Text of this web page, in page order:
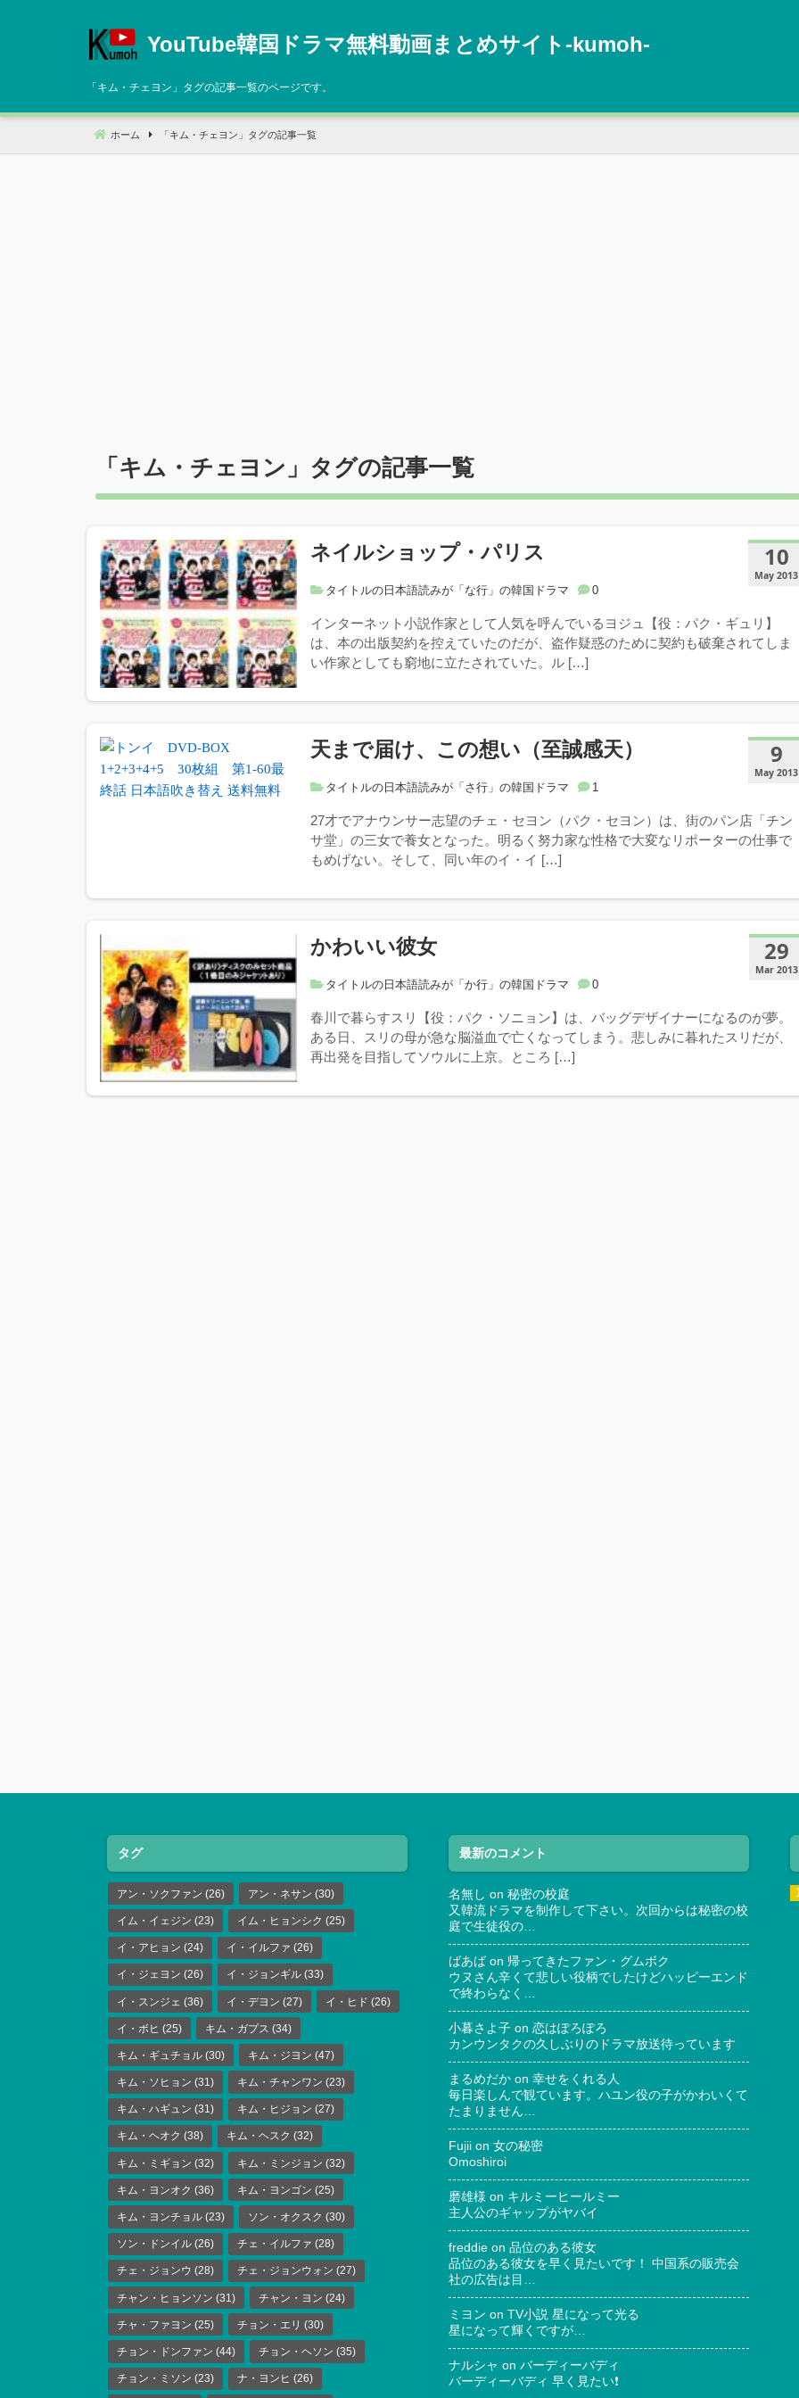
へ
動
YouTube韓国ドラマ無料動画まとめサイト‐kumoh‐
「 キム・チェヨン 」タグの記事一覧のページです。
ホーム 「 キム・チェヨン 」タグの記事一覧
「 キム・チェヨン 」タグの記事一覧
10
May 2013
ネイルショップ・パリス
タイトルの日本語読みが「な行」の韓国ドラマ 0
インターネット小説作家として人気を呼んでいるヨジュ【役：パク・ギュリ】
は、本の出版契約を控えていたのだが、盗作疑惑のために契約も破棄されてしま
い作家としても窮地に立たされていた。ル […]
9
May 2013
天まで届け、この想い（至誠感天）
タイトルの日本語読みが「さ行」の韓国ドラマ 1
27才でアナウンサー志望のチェ・セヨン（パク・セヨン）は、街のパン店「チン
サ堂」の三女で養女となった。明るく努力家な性格で大変なリポーターの仕事で
もめげない。そして、同い年のイ・イ […]
29
Mar 2013
かわいい彼女
タイトルの日本語読みが「か行」の韓国ドラマ 0
春川で暮らすスリ【役：パク・ソニョン】は、バッグデザイナーになるのが夢。
ある日、スリの母が急な脳溢血で亡くなってしまう。悲しみに暮れたスリだが、
再出発を目指してソウルに上京。ところ […]
タグ
アン・ソクファン (26) アン・ネサン (30)
イム・イェジン (23) イム・ヒョンシク (25)
イ・アヒョン (24) イ・イルファ (26)
イ・ジェヨン (26) イ・ジョンギル (33)
イ・スンジェ (36) イ・デヨン (27) イ・ヒド (26)
イ・ボヒ (25) キム・ガプス (34)
キム・ギュチョル (30) キム・ジヨン (47)
キム・ソヒョン (31) キム・チャンワン (23)
キム・ハギュン (31) キム・ヒジョン (27)
キム・ヘオク (38) キム・ヘスク (32)
キム・ミギョン (32) キム・ミンジョン (32)
キム・ヨンオク (36) キム・ヨンゴン (25)
キム・ヨンチョル (23) ソン・オクスク (30)
ソン・ドンイル (26) チェ・イルファ (28)
チェ・ジョンウ (28) チェ・ジョンウォン (27)
チャン・ヒョンソン (31) チャン・ヨン (24)
チャ・ファヨン (25) チョン・エリ (30)
チョン・ドンファン (44) チョン・ヘソン (35)
チョン・ミソン (23) ナ・ヨンヒ (26)
最新のコメント
名無し on 秘密の校庭
又韓流ドラマを制作して下さい。次回からは秘密の校
庭で生徒役の…
ばあば on 帰ってきたファン・グムボク
ウヌさん辛くて悲しい役柄でしたけどハッピーエンド
で終わらなく…
小暮さよ子 on 恋はぽろぽろ
カンウンタクの久しぶりのドラマ放送待っています
まるめだか on 幸せをくれる人
毎日楽しんで観ています。ハユン役の子がかわいくて
たまりません…
Fujii on 女の秘密
Omoshiroi
磨雄様 on キルミーヒールミー
主人公のギャップがヤバイ
freddie on 品位のある彼女
品位のある彼女を早く見たいです！ 中国系の販売会
社の広告は目…
ミヨン on TV小説 星になって光る
星になって輝くですが…
ナルシャ on バーディーバディ
バーディーバディ 早く見たい❗